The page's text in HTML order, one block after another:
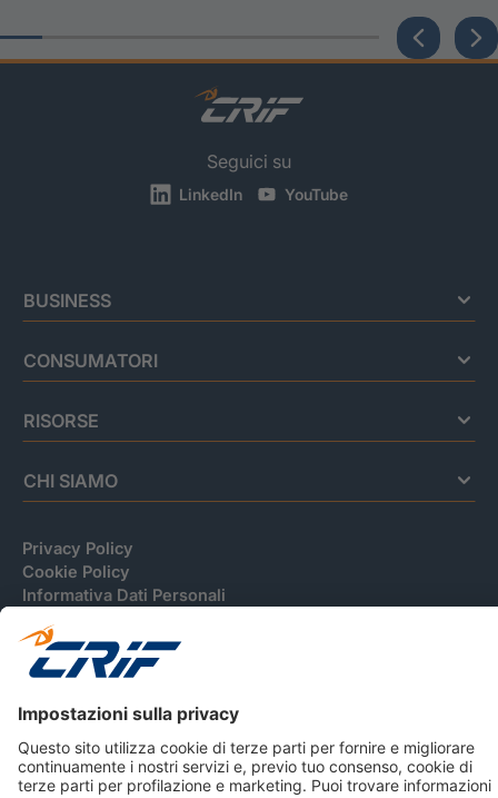
Seguici su
LinkedIn YouTube
BUSINESS
CONSUMATORI
RISORSE
CHI SIAMO
Privacy Policy
Cookie Policy
Informativa Dati Personali
Accessibilità
Informativa Privacy Relativa Al Sistema Di Informazioni
© 2026 CRIF S.p.A. Tutti i diritti riservati.